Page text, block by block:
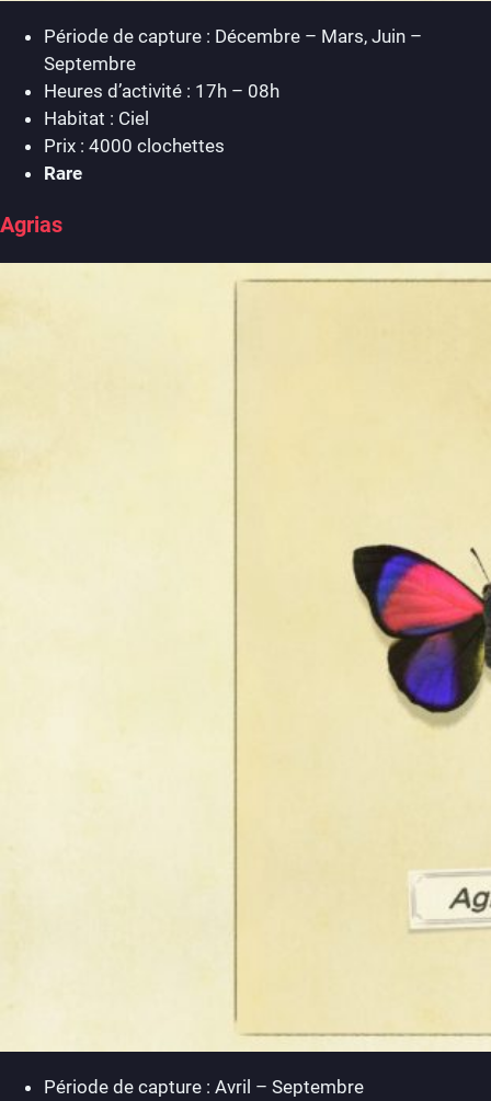
Période de capture : Décembre – Mars, Juin –
Septembre
Heures d’activité : 17h – 08h
Habitat : Ciel
Prix : 4000 clochettes
Rare
Agrias
Période de capture : Avril – Septembre